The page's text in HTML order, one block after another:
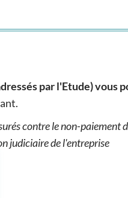
par l'Etude) vous
contre le non-paiement
judiciaire de l'entreprise